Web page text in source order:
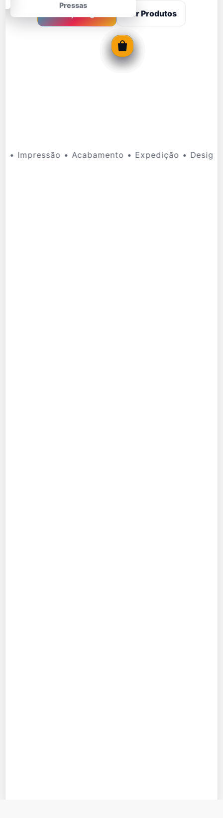
Ver Produtos
Pressas
Impressão • Acabamento • Expedição • Design